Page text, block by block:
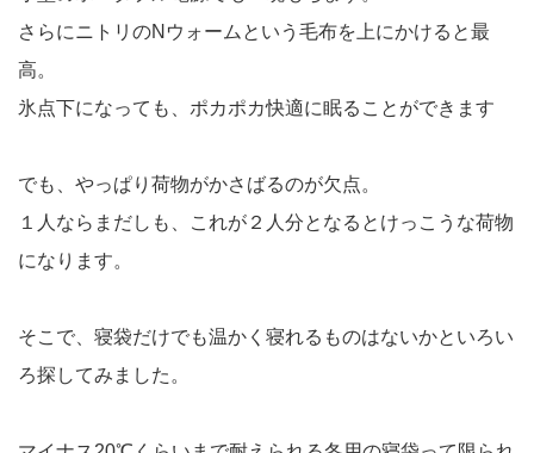
さらにニトリのNウォームという毛布を上にかけると最
高。
氷点下になっても、ポカポカ快適に眠ることができます
でも、やっぱり荷物がかさばるのが欠点。
１人ならまだしも、これが２人分となるとけっこうな荷物
になります。
そこで、寝袋だけでも温かく寝れるものはないかといろい
ろ探してみました。